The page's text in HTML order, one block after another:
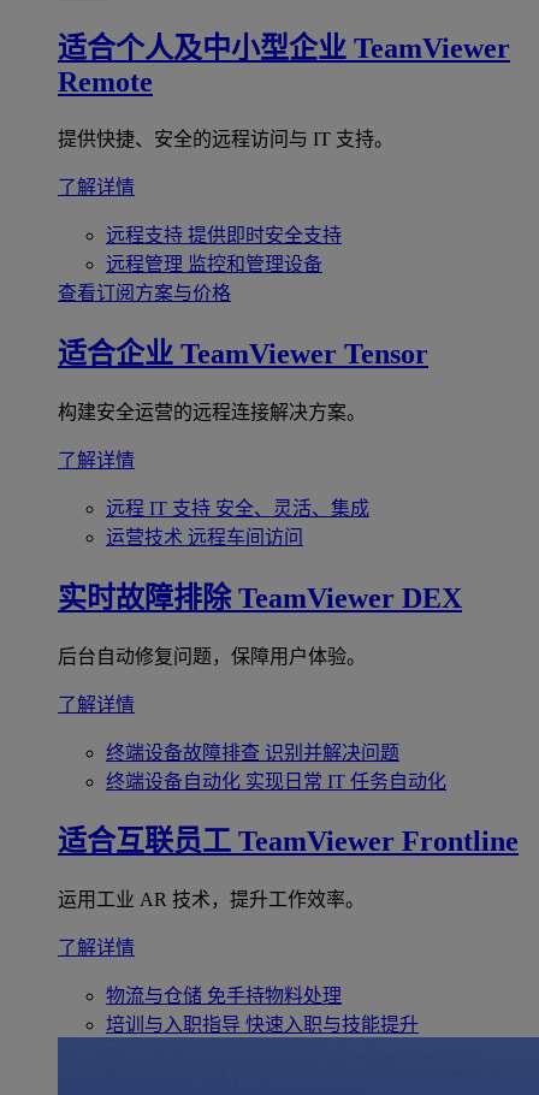
适合个人及中小型企业 TeamViewer
Remote
提供快捷、安全的远程访问与 IT 支持。
了解详情
远程支持 提供即时安全支持
远程管理 监控和管理设备
查看订阅方案与价格
适合企业 TeamViewer Tensor
构建安全运营的远程连接解决方案。
了解详情
远程 IT 支持 安全、灵活、集成
运营技术 远程车间访问
实时故障排除 TeamViewer DEX
后台自动修复问题，保障用户体验。
了解详情
终端设备故障排查 识别并解决问题
终端设备自动化 实现日常 IT 任务自动化
适合互联员工 TeamViewer Frontline
运用工业 AR 技术，提升工作效率。
了解详情
物流与仓储 免手持物料处理
培训与入职指导 快速入职与技能提升